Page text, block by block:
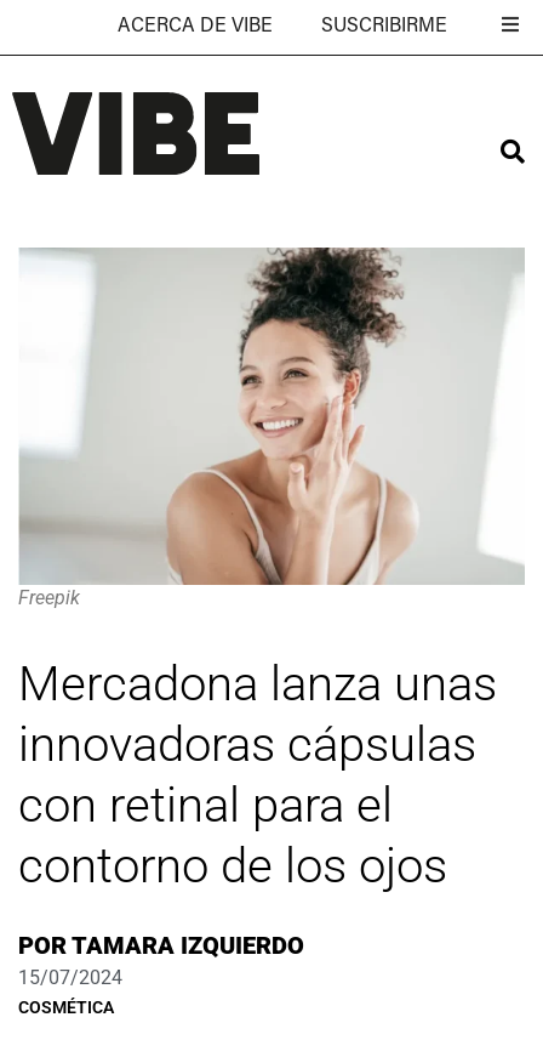
ACERCA DE VIBE SUSCRIBIRME
Freepik
Mercadona lanza unas
innovadoras cápsulas
con retinal para el
contorno de los ojos
PORTAMARA IZQUIERDO
15/07/2024
COSMÉTICA